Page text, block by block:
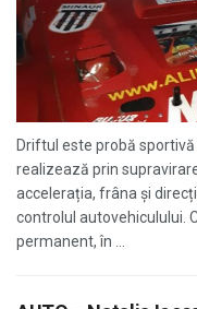
Driftul este probă
realizează prin
accelerația, frâna și
controlul autovehiculului.
permanent, în ...